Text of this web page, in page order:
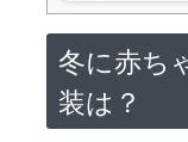
冬に赤ち
装は？